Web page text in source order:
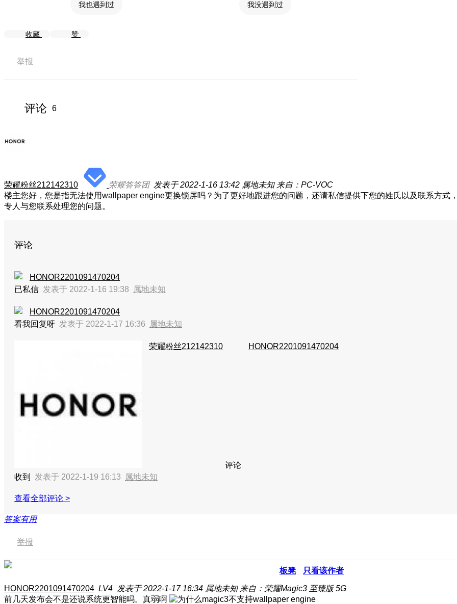
我也遇到过 我没遇到过
收藏 赞
举报
评论 6
荣耀粉丝212142310 荣耀答答团 发表于 2022-1-16 13:42 属地未知 来自：PC-VOC
楼主您好，您是指无法使用wallpaper engine更换锁屏吗？为了更好地跟进您的问题，还请私信提供下您的姓氏以及联系方式
专人与您联系处理您的问题。
评论
HONOR2201091470204
已私信 发表于 2022-1-16 19:38 属地未知
HONOR2201091470204
看我回复呀 发表于 2022-1-17 16:36 属地未知
荣耀粉丝212142310
评论
HONOR2201091470204
收到 发表于 2022-1-19 16:13 属地未知
查看全部评论 >
答案有用
举报
板凳 只看该作者
HONOR2201091470204 LV4 发表于 2022-1-17 16:34 属地未知 来自：荣耀Magic3 至臻版 5G
前几天发布会不是还说系统更智能吗。真弱啊